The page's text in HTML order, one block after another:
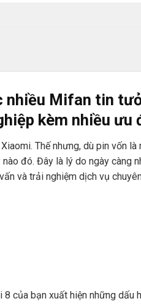
nhiều Mifan tin
kèm nhiều ưu
Thế nhưng, dù pin vốn
đó. Đây là lý do ngày càng
và trải nghiệm dịch vụ
của bạn xuất hiện những dấu